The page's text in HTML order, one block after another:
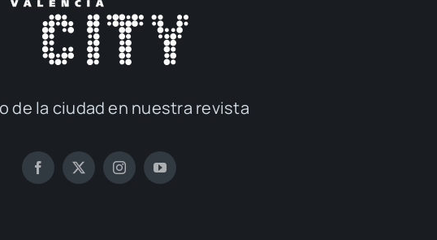
de la ciu­dad en nues­tra revis­ta